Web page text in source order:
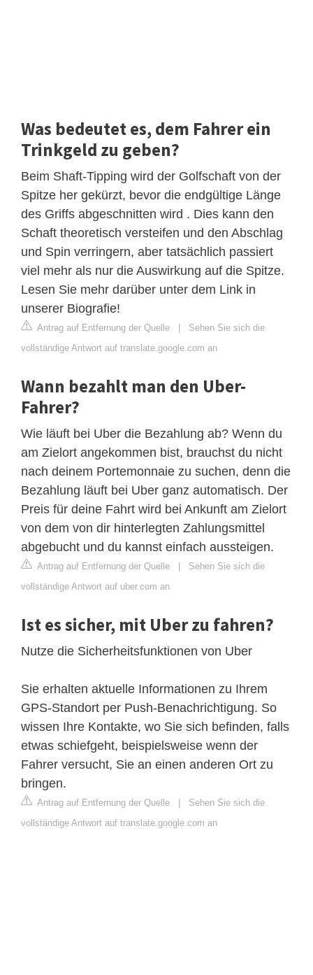
Was bedeutet es, dem Fahrer ein
Trinkgeld zu geben?
Beim Shaft-Tipping wird der Golfschaft von der
Spitze her gekürzt, bevor die endgültige Länge
des Griffs abgeschnitten wird . Dies kann den
Schaft theoretisch versteifen und den Abschlag
und Spin verringern, aber tatsächlich passiert
viel mehr als nur die Auswirkung auf die Spitze.
Lesen Sie mehr darüber unter dem Link in
unserer Biografie!
Antrag auf Entfernung der Quelle | Sehen Sie sich die
vollständige Antwort auf translate.google.com an
Wann bezahlt man den Uber-
Fahrer?
Wie läuft bei Uber die Bezahlung ab? Wenn du
am Zielort angekommen bist, brauchst du nicht
nach deinem Portemonnaie zu suchen, denn die
Bezahlung läuft bei Uber ganz automatisch. Der
Preis für deine Fahrt wird bei Ankunft am Zielort
von dem von dir hinterlegten Zahlungsmittel
abgebucht und du kannst einfach aussteigen.
Antrag auf Entfernung der Quelle | Sehen Sie sich die
vollständige Antwort auf uber.com an
Ist es sicher, mit Uber zu fahren?
Nutze die Sicherheitsfunktionen von Uber
Sie erhalten aktuelle Informationen zu Ihrem
GPS-Standort per Push-Benachrichtigung. So
wissen Ihre Kontakte, wo Sie sich befinden, falls
etwas schiefgeht, beispielsweise wenn der
Fahrer versucht, Sie an einen anderen Ort zu
bringen.
Antrag auf Entfernung der Quelle | Sehen Sie sich die
vollständige Antwort auf translate.google.com an